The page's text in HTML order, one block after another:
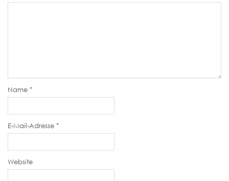
Name *
E-Mail-Adresse *
Website